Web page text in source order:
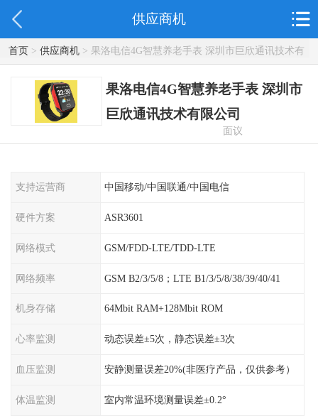
供应商机
首页> 供应商机> 果洛电信4G智慧养老手表 深圳市巨欣通讯技术有
限公司
果洛电信4G智慧养老手表 深圳市
巨欣通讯技术有限公司
面议
支持运营商 中国移动/中国联通/中国电信
硬件方案 ASR3601
网络模式 GSM/FDD-LTE/TDD-LTE
网络频率 GSM B2/3/5/8；LTE B1/3/5/8/38/39/40/41
机身存储 64Mbit RAM+128Mbit ROM
心率监测 动态误差±5次，静态误差±3次
血压监测 安静测量误差20%(非医疗产品，仅供参考）
体温监测 室内常温环境测量误差±0.2°